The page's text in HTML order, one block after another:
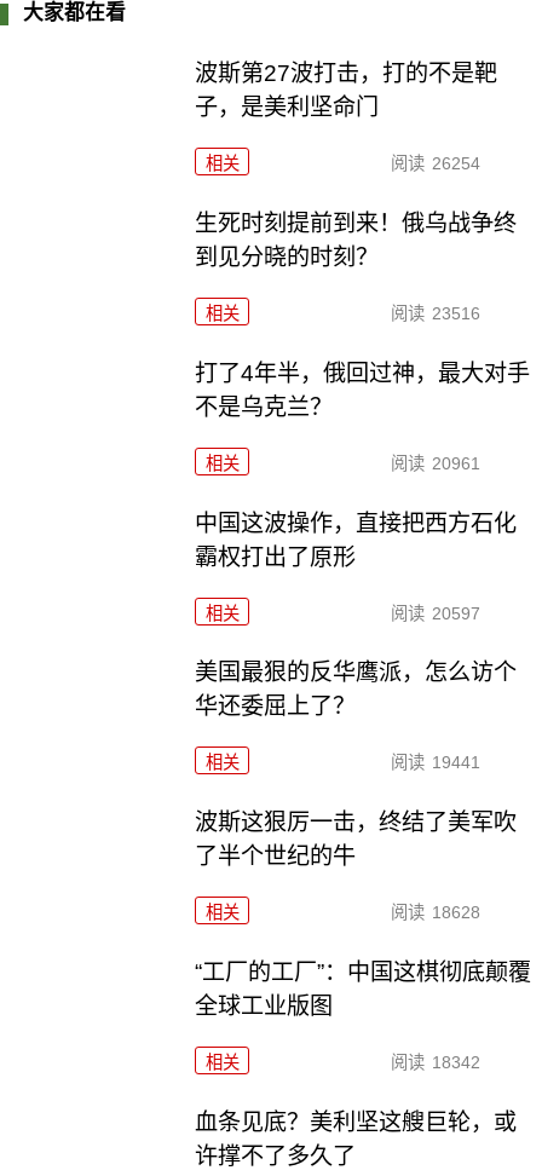
大家都在看
波斯第27波打击，打的不是靶
子，是美利坚命门
相关 阅读 26254
生死时刻提前到来！俄乌战争终
到见分晓的时刻？
相关 阅读 23516
打了4年半，俄回过神，最大对手
不是乌克兰？
相关 阅读 20961
中国这波操作，直接把西方石化
霸权打出了原形
相关 阅读 20597
美国最狠的反华鹰派，怎么访个
华还委屈上了？
相关 阅读 19441
波斯这狠厉一击，终结了美军吹
了半个世纪的牛
相关 阅读 18628
“工厂的工厂”：中国这棋彻底颠覆
全球工业版图
相关 阅读 18342
血条见底？美利坚这艘巨轮，或
许撑不了多久了